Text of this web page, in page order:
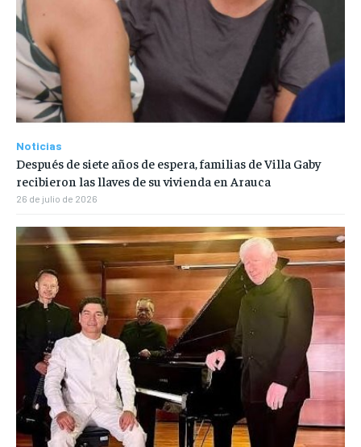
Noticias
Después de siete años de espera, familias de Villa Gaby
recibieron las llaves de su vivienda en Arauca
26 de julio de 2026